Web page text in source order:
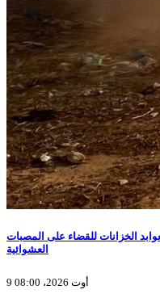
الخزانات للقضاء على المصبات
العشوائية
9 أوت 2026، 08:00